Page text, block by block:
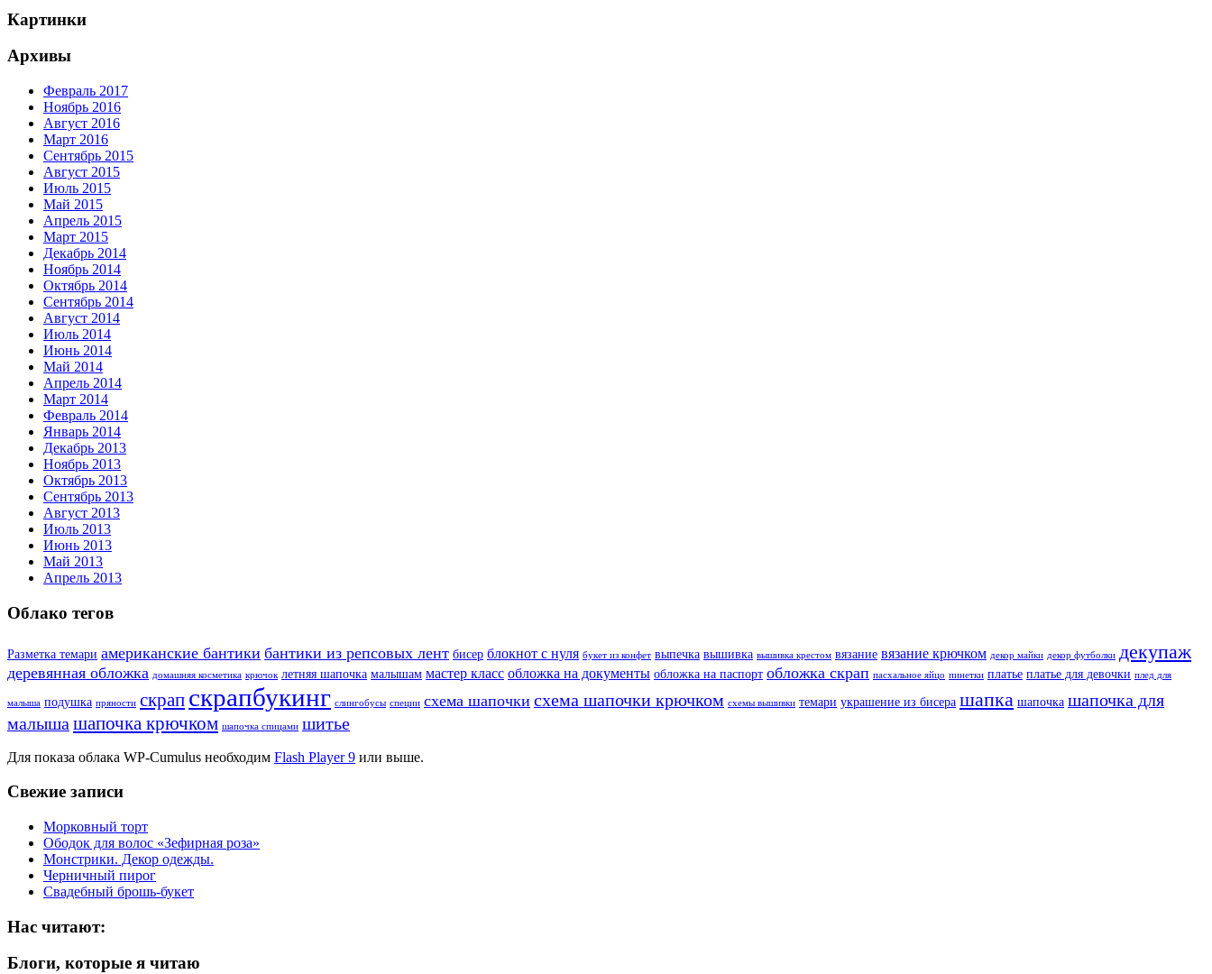
Картинки
Архивы
Февраль 2017
Ноябрь 2016
Август 2016
Март 2016
Сентябрь 2015
Август 2015
Июль 2015
Май 2015
Апрель 2015
Март 2015
Декабрь 2014
Ноябрь 2014
Октябрь 2014
Сентябрь 2014
Август 2014
Июль 2014
Июнь 2014
Май 2014
Апрель 2014
Март 2014
Февраль 2014
Январь 2014
Декабрь 2013
Ноябрь 2013
Октябрь 2013
Сентябрь 2013
Август 2013
Июль 2013
Июнь 2013
Май 2013
Апрель 2013
Облако тегов
Разметка темари американские бантики бантики из репсовых лент бисер блокнот с нуля букет из конфет выпечка вышивка вышивка крестом вязание вязание крючком декор майки декор футболки декупаж
деревянная обложка домашняя косметика крючок летняя шапочка малышам мастер класс обложка на документы обложка на паспорт обложка скрап пасхальное яйцо пинетки платье платье для девочки плед для
малыша подушка пряности скрап скрапбукинг слингобусы специи схема шапочки схема шапочки крючком схемы вышивки темари украшение из бисера шапка шапочка шапочка для
малыша шапочка крючком шапочка спицами шитье
Для показа облака WP-Cumulus необходим Flash Player 9 или выше.
Свежие записи
Морковный торт
Ободок для волос «Зефирная роза»
Монстрики. Декор одежды.
Черничный пирог
Свадебный брошь-букет
Нас читают:
Блоги, которые я читаю